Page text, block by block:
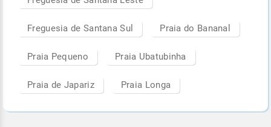
Freguesia de Santana Sul Praia do Bananal
Praia Pequeno Praia Ubatubinha
Praia de Japariz Praia Longa